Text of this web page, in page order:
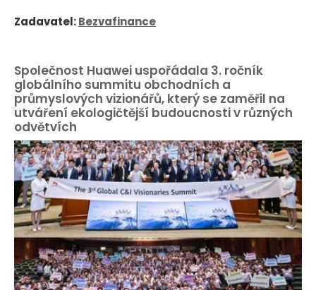
Zadavatel:Bezvafinance
Společnost Huawei uspořádala 3. ročník
globálního summitu obchodních a
průmyslových vizionářů, který se zaměřil na
utváření ekologičtější budoucnosti v různých
odvětvích